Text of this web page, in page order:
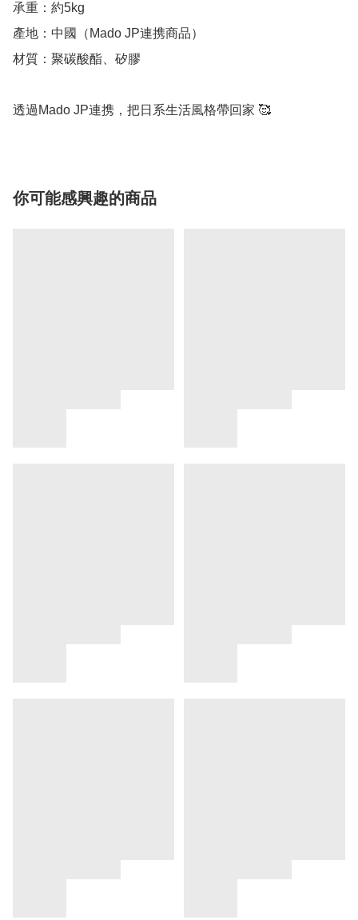
承重：約5kg
產地：中國（Mado JP連携商品）
材質：聚碳酸酯、矽膠
透過Mado JP連携，把日系生活風格帶回家 🥰
你可能感興趣的商品